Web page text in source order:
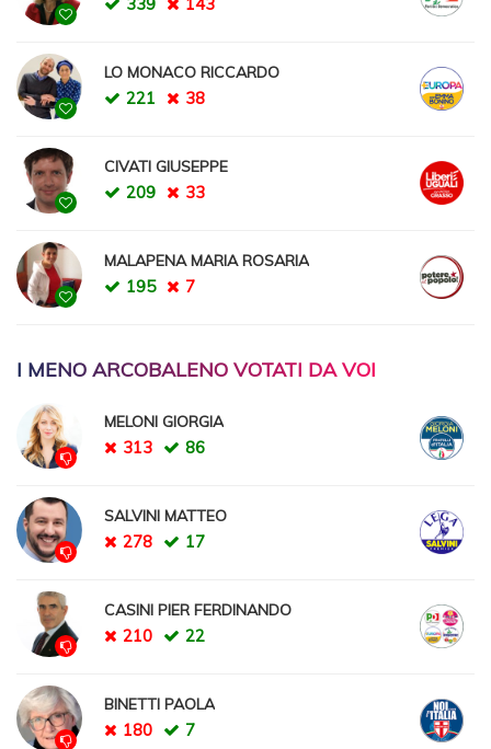
LO MONACO RICCARDO
221 38
CIVATI GIUSEPPE
209 33
MALAPENA MARIA ROSARIA
195 7
I MENO ARCOBALENO VOTATI DA VOI
MELONI GIORGIA
313 86
SALVINI MATTEO
278 17
CASINI PIER FERDINANDO
210 22
BINETTI PAOLA
180 7